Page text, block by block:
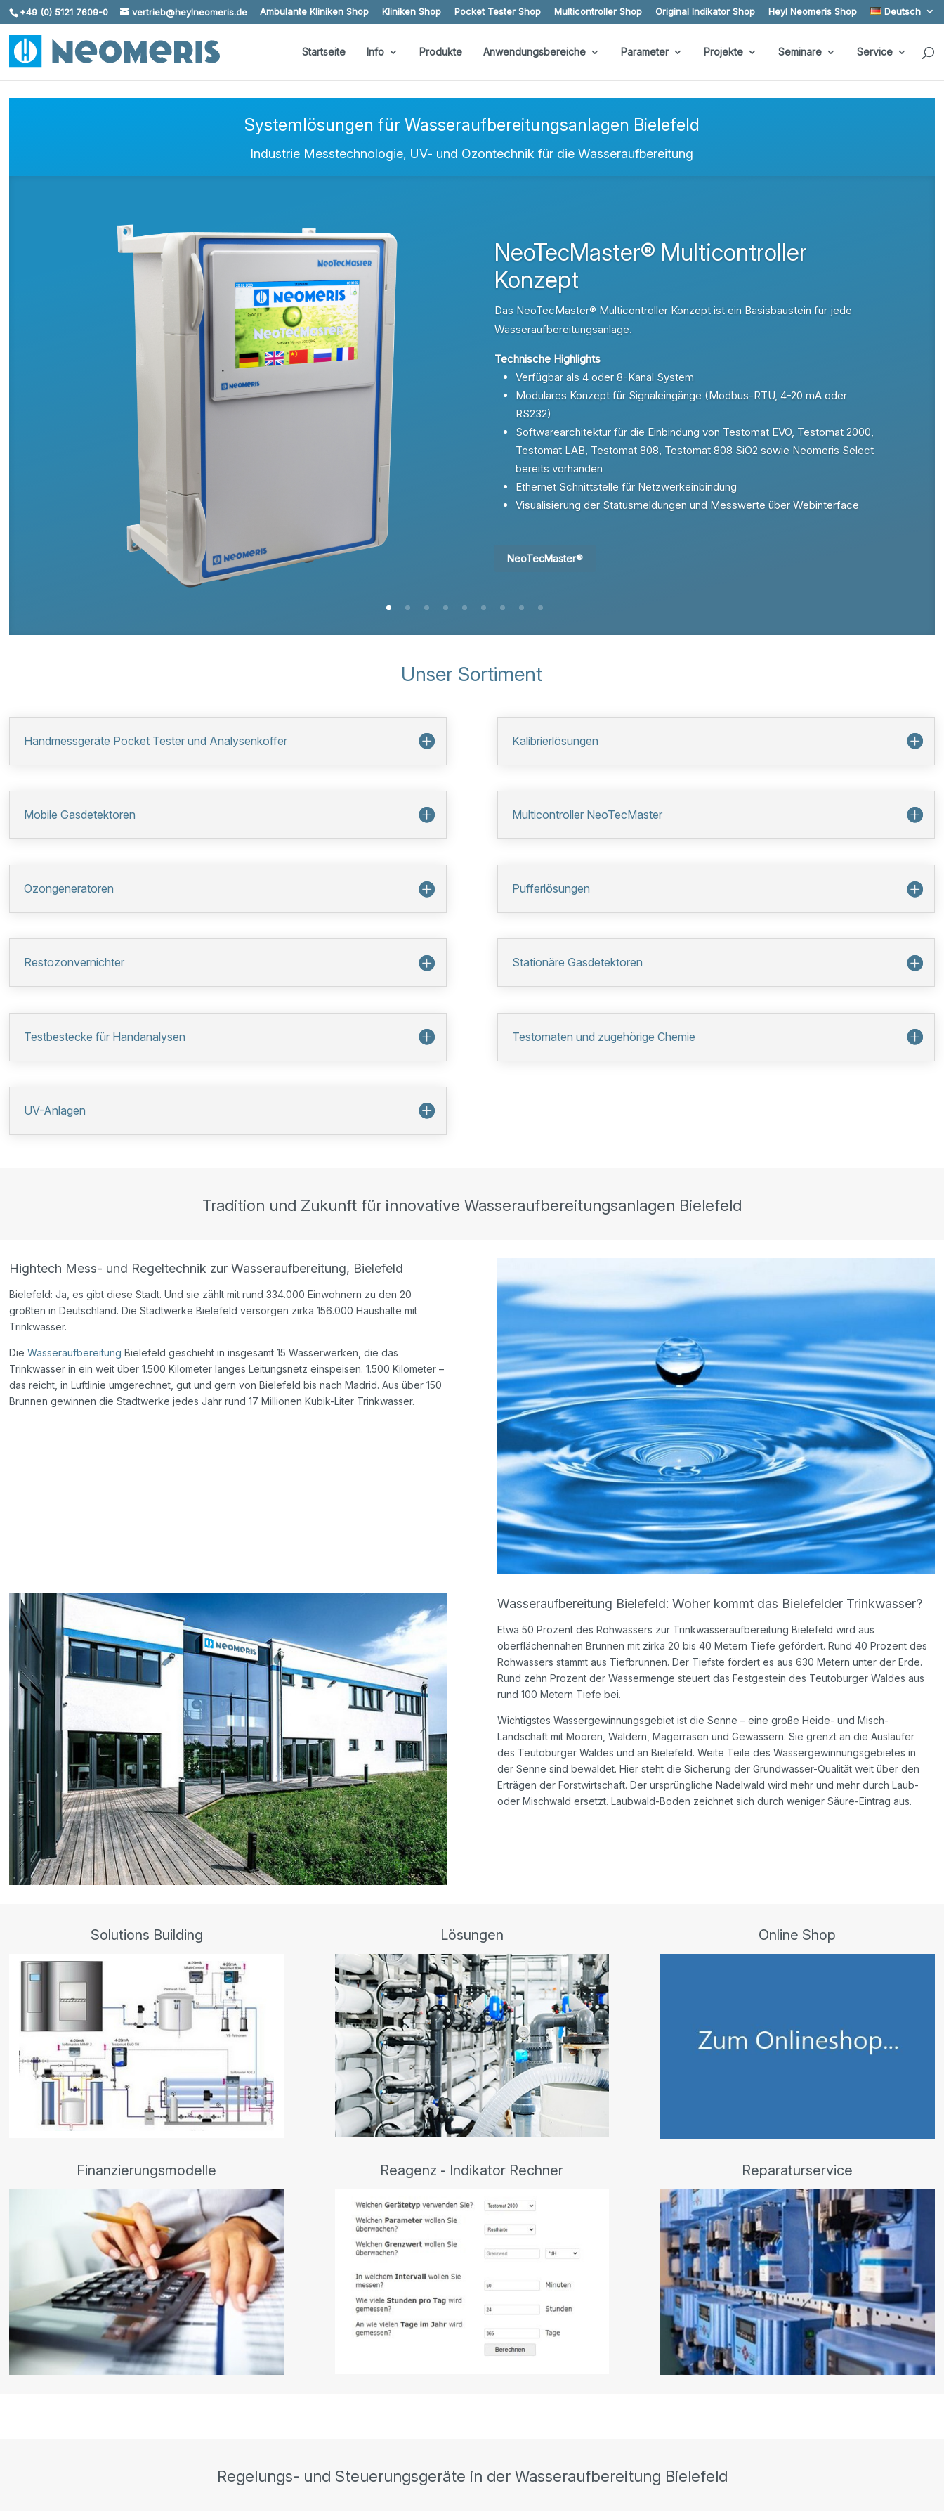
Skip To Content
+49 (0) 5121 7609-0 vertrieb@heylneomeris.de Ambulante Kliniken Shop Kliniken Shop Pocket Tester Shop Multicontroller Shop Original Indikator Shop Heyl Neomeris Shop Deutsch
Startseite Info Produkte Anwendungsbereiche Parameter Projekte Seminare Service
Systemlösungen für Wasseraufbereitungsanlagen Bielefeld
Industrie Messtechnologie, UV- und Ozontechnik für die Wasseraufbereitung
NeoTecMaster® Multicontroller
Konzept
Das NeoTecMaster® Multicontroller Konzept ist ein Basisbaustein für jede
Wasseraufbereitungsanlage.
Technische Highlights
Verfügbar als 4 oder 8-Kanal System
Modulares Konzept für Signaleingänge (Modbus-RTU, 4-20 mA oder
RS232)
Softwarearchitektur für die Einbindung von Testomat EVO, Testomat 2000,
Testomat LAB, Testomat 808, Testomat 808 SiO2 sowie Neomeris Select
bereits vorhanden
Ethernet Schnittstelle für Netzwerkeinbindung
Visualisierung der Statusmeldungen und Messwerte über Webinterface
NeoTecMaster®
Unser Sortiment
Handmessgeräte Pocket Tester und Analysenkoffer
Mobile Gasdetektoren
Ozongeneratoren
Restozonvernichter
Testbestecke für Handanalysen
UV-Anlagen
Kalibrierlösungen
Multicontroller NeoTecMaster
Pufferlösungen
Stationäre Gasdetektoren
Testomaten und zugehörige Chemie
Tradition und Zukunft für innovative Wasseraufbereitungsanlagen Bielefeld
Hightech Mess- und Regeltechnik zur Wasseraufbereitung, Bielefeld
Bielefeld: Ja, es gibt diese Stadt. Und sie zählt mit rund 334.000 Einwohnern zu den 20
größten in Deutschland. Die Stadtwerke Bielefeld versorgen zirka 156.000 Haushalte mit
Trinkwasser.
DieWasseraufbereitung Bielefeld geschieht in insgesamt 15 Wasserwerken, die das
Trinkwasser in ein weit über 1.500 Kilometer langes Leitungsnetz einspeisen. 1.500 Kilometer –
das reicht, in Luftlinie umgerechnet, gut und gern von Bielefeld bis nach Madrid. Aus über 150
Brunnen gewinnen die Stadtwerke jedes Jahr rund 17 Millionen Kubik-Liter Trinkwasser.
Wasseraufbereitung Bielefeld: Woher kommt das Bielefelder Trinkwasser?
Etwa 50 Prozent des Rohwassers zur Trinkwasseraufbereitung Bielefeld wird aus
oberflächennahen Brunnen mit zirka 20 bis 40 Metern Tiefe gefördert. Rund 40 Prozent des
Rohwassers stammt aus Tiefbrunnen. Der Tiefste fördert es aus 630 Metern unter der Erde.
Rund zehn Prozent der Wassermenge steuert das Festgestein des Teutoburger Waldes aus
rund 100 Metern Tiefe bei.
Wichtigstes Wassergewinnungsgebiet ist die Senne – eine große Heide- und Misch-
Landschaft mit Mooren, Wäldern, Magerrasen und Gewässern. Sie grenzt an die Ausläufer
des Teutoburger Waldes und an Bielefeld. Weite Teile des Wassergewinnungsgebietes in
der Senne sind bewaldet. Hier steht die Sicherung der Grundwasser-Qualität weit über den
Erträgen der Forstwirtschaft. Der ursprüngliche Nadelwald wird mehr und mehr durch Laub-
oder Mischwald ersetzt. Laubwald-Boden zeichnet sich durch weniger Säure-Eintrag aus.
Solutions Building Lösungen Online Shop
Finanzierungsmodelle Reagenz - Indikator Rechner Reparaturservice
Regelungs- und Steuerungsgeräte in der Wasseraufbereitung Bielefeld